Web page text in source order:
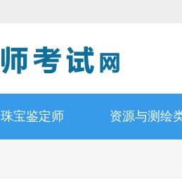
珠宝鉴定师 资源与测绘